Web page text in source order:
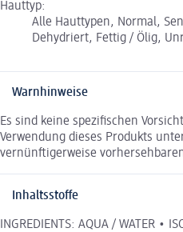
Hauttyp:
Alle Hauttypen, Normal,
Dehydriert, Fettig / Ölig,
Warnhinweise
Es sind keine spezifischen
Verwendung dieses Produkts
vernünftigerweise
Inhaltsstoffe
INGREDIENTS: AQUA / WATER •